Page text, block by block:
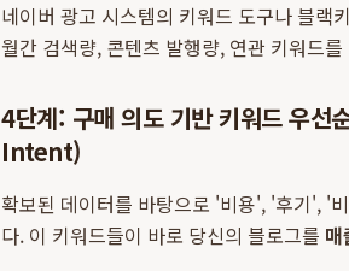
네이버 광고 시스템의 키워드 도구나 블랙
월간 검색량, 콘텐츠 발행량, 연관 키워드
4단계: 구매 의도 기반 키워드
Intent)
확보된 데이터를 바탕으로 '비용', '후기', '
다. 이 키워드들이 바로 당신의 블로그를 매